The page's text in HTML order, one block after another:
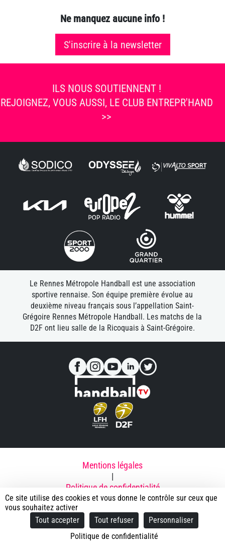
Ne manquez aucune info !
S'inscrire à la newsletter
ILS NOUS SOUTIENNENT !
REJOIGNEZ, VOUS AUSSI, LE CLUB ENTREPR'HAND
>>
Le Rennes Métropole Handball est une association
sportive rennaise. Son équipe première évolue au
deuxième niveau français sous l’appellation Saint-
Grégoire Rennes Métropole Handball. Les matchs de la
D2F ont lieu salle de la Ricoquais à Saint-Grégoire.
Mentions légales
|
Politique de confidentialité
|
|
© 2025 Rennes Métropole Handball - ECM
Ce site utilise des cookies et vous donne le contrôle sur ceux que
vous souhaitez activer
Tout accepter
Tout refuser
Personnaliser
Politique de confidentialité